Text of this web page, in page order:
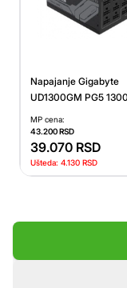
Napajanje Gigabyte
UD1300GM PG5
MP cena:
43.200RSD
39.070 RSD
Ušteda: 4.130 RSD